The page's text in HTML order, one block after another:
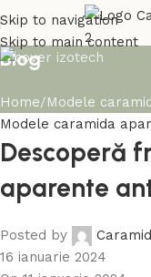
Skip to navigation
Skip to main content
Blog
Home Modele
Modele caramida
Descoperă
aparente
Posted by
16 ianuarie 2024